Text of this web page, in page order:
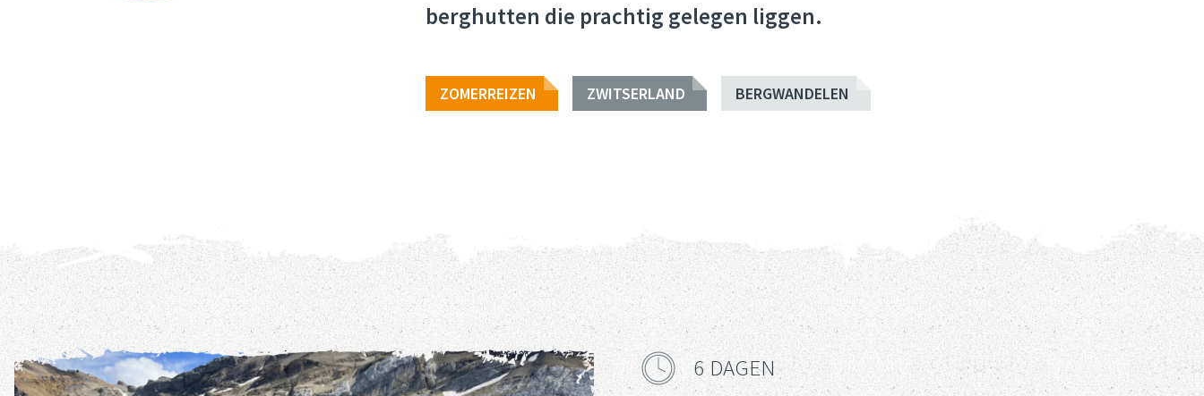
berghutten die prachtig gelegen liggen.
ZOMERREIZEN ZWITSERLAND BERGWANDELEN
REIS DETAILS Reisduur
6 DAGEN